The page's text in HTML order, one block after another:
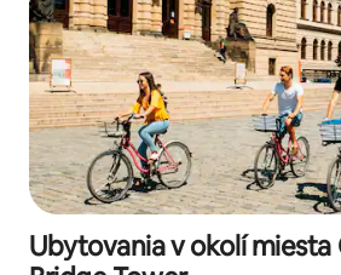
Ubytovania v okolí miesta